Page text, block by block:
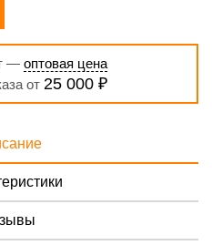
— оптовая цена
от 25 000 ₽